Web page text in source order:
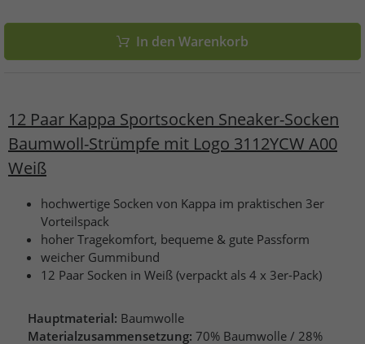
In den Warenkorb
12 Paar Kappa Sportsocken Sneaker-Socken
Baumwoll-Strümpfe mit Logo 3112YCW A00
Weiß
hochwertige Socken von Kappa im praktischen 3er
Vorteilspack
hoher Tragekomfort, bequeme & gute Passform
weicher Gummibund
12 Paar Socken in Weiß (verpackt als 4 x 3er-Pack)
Hauptmaterial: Baumwolle
Materialzusammensetzung: 70% Baumwolle / 28%